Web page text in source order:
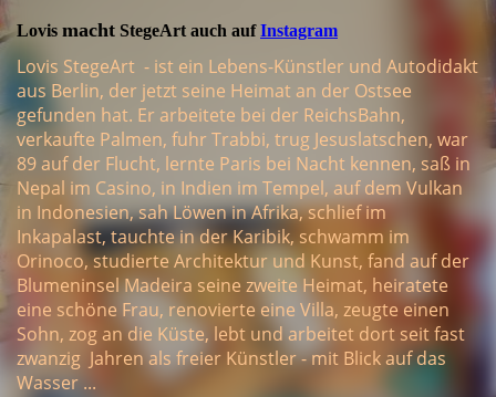
Lovis macht StegeArt auch aufInstagram
Lovis StegeArt - ist ein Lebens-Künstler und Autodidakt
aus Berlin, der jetzt seine Heimat an der Ostsee
gefunden hat. Er arbeitete bei der ReichsBahn,
verkaufte Palmen, fuhr Trabbi, trug Jesuslatschen, war
89 auf der Flucht, lernte Paris bei Nacht kennen, saß in
Nepal im Casino, in Indien im Tempel, auf dem Vulkan
in Indonesien, sah Löwen in Afrika, schlief im
Inkapalast, tauchte in der Karibik, schwamm im
Orinoco, studierte Architektur und Kunst, fand auf der
Blumeninsel Madeira seine zweite Heimat, heiratete
eine schöne Frau, renovierte eine Villa, zeugte einen
Sohn, zog an die Küste, lebt und arbeitet dort seit fast
zwanzig Jahren als freier Künstler - mit Blick auf das
Wasser ...